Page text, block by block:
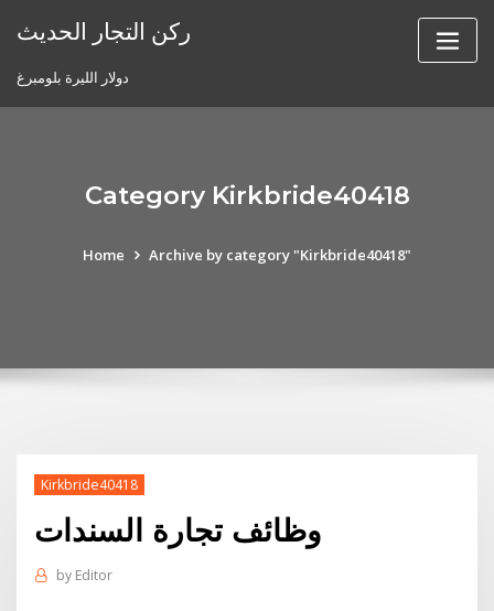
ركن التجار الحديث
دولار الليرة بلومبرغ
Category Kirkbride40418
Home Archive by category "Kirkbride40418"
Kirkbride40418
وظائف تجارة السندات
by Editor